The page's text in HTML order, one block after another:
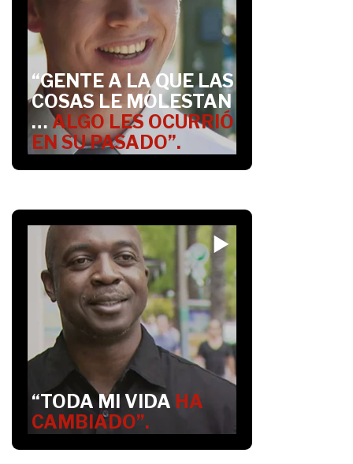
“GENTE A LA QUE LAS
COSAS LE MOLESTAN
… ALGO LES OCURRIÓ
EN SU PASADO”.
“TODA MI VIDA HA
CAMBIADO”.